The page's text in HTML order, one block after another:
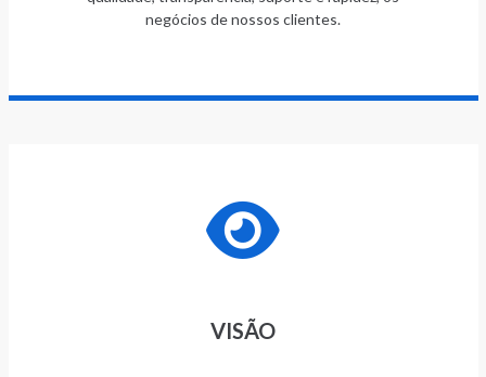
negócios de nossos clientes.
VISÃO